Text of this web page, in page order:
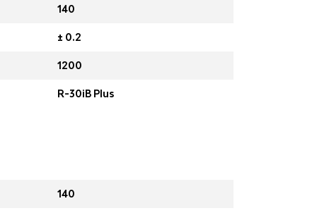
140
± 0.2
1200
R-30iB Plus
140